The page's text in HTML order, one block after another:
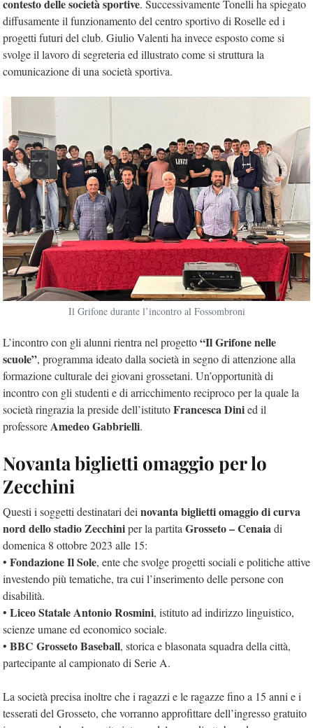
contesto delle società sportive. Successivamente Tonelli ha spiegato
diffusamente il funzionamento del centro sportivo di Roselle ed i
progetti futuri del club. Giulio Valenti ha invece esposto come si
svolge il lavoro di segreteria ed illustrato come si struttura la
comunicazione di una società sportiva.
Il Grifone durante l’incontro al Fossombroni
L’incontro con gli alunni rientra nel progetto“Il Grifone nelle
scuole”, programma ideato dalla società in segno di attenzione alla
formazione culturale dei giovani grossetani. Un’opportunità di
incontro con gli studenti e di arricchimento reciproco per la quale la
società ringrazia la preside dell’istitutoFrancesca Dinied il
professoreAmedeo Gabbrielli.
Novanta biglietti omaggio per lo
Zecchini
Questi i soggetti destinatari deinovanta biglietti omaggio di curva
nord dello stadio Zecchiniper la partitaGrosseto – Cenaiadi
domenica 8 ottobre 2023 alle 15:
• Fondazione Il Sole, ente che svolge progetti sociali e politiche attive
investendo più tematiche, tra cui l’inserimento delle persone con
disabilità.
• Liceo Statale Antonio Rosmini, istituto ad indirizzo linguistico,
scienze umane ed economico sociale.
• BBC Grosseto Baseball, storica e blasonata squadra della città,
partecipante al campionato di Serie A.
La società precisa inoltre che i ragazzi e le ragazze fino a 15 anni e i
tesserati del Grosseto, che vorranno approfittare dell’ingresso gratuito